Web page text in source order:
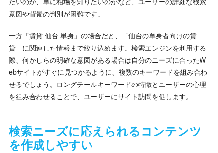
意図や背景の判別が困難です。
一方「賃貸 仙台 単身」の場合だと、「仙台の単身者向けの賃
貸」に関連した情報まで絞り込めます。検索エンジンを利用する
際、何かしらの明確な意図がある場合は自分のニーズに合ったW
ebサイトがすぐに見つかるように、複数のキーワードを組み合わ
せるでしょう。ロングテールキーワードの特徴とユーザーの心理
を組み合わせることで、ユーザーにサイト訪問を促します。
検索ニーズに応えられるコンテンツ
を作成しやすい